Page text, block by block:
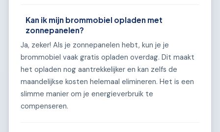
Kan ik mijn brommobiel opladen met
zonnepanelen?
Ja, zeker! Als je zonnepanelen hebt, kun je je
brommobiel vaak gratis opladen overdag. Dit maakt
het opladen nog aantrekkelijker en kan zelfs de
maandelijkse kosten helemaal elimineren. Het is een
slimme manier om je energieverbruik te
compenseren.